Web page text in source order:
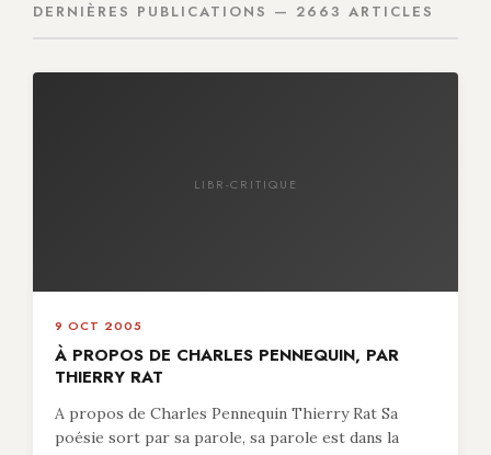
DERNIÈRES PUBLICATIONS — 2663 ARTICLES
LIBR-CRITIQUE
9 OCT 2005
À PROPOS DE CHARLES PENNEQUIN, PAR
THIERRY RAT
A propos de Charles Pennequin Thierry Rat Sa
poésie sort par sa parole, sa parole est dans la